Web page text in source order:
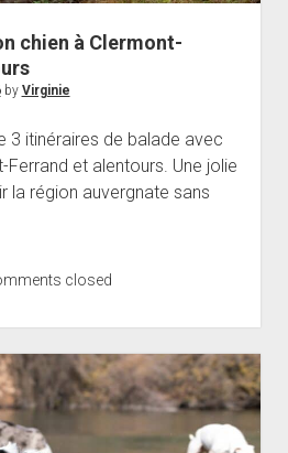
chien à Clermont-
by Virginie
3 itinéraires de balade avec
et alentours. Une jolie
la région auvergnate sans
closed